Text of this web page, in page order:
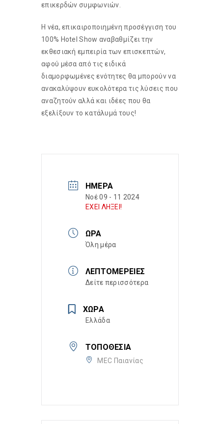
επικερδών συμφωνιών.
Η νέα, επικαιροποιημένη προσέγγιση του
100% Hotel Show αναβαθμίζει την
εκθεσιακή εμπειρία των επισκεπτών,
αφού μέσα από τις ειδικά
διαμορφωμένες ενότητες θα μπορούν να
ανακαλύψουν ευκολότερα τις λύσεις που
αναζητούν αλλά και ιδέες που θα
εξελίξουν το κατάλυμά τους!
ΗΜΈΡΑ
Νοέ 09 - 11 2024
ΕΧΕΙ ΛΗΞΕΙ!
ΏΡΑ
Όλη μέρα
ΛΕΠΤΟΜΈΡΕΙΕΣ
Δείτε περισσότερα
ΧΏΡΑ
Ελλάδα
ΤΟΠΟΘΕΣΊΑ
MEC Παιανίας